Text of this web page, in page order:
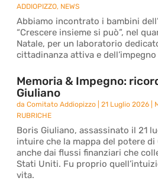
ADDIOPIZZO, NEWS
Abbiamo incontrato i bambini
“Crescere insieme si può”, nel
Natale, per un laboratorio
cittadinanza attiva e
Memoria & Impegno:
Giuliano
daComitato Addiopizzo |21 Luglio 2026
RUBRICHE
Boris Giuliano, assassinato il 21
intuire che la mappa del potere di
anche dai flussi finanziari che
Stati Uniti. Fu proprio
vita.